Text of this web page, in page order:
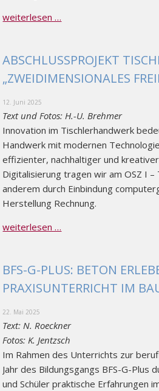
weiterlesen …
ABSCHLUSSPROJEKT
„ZWEIDIMENSIONALES
12. Juni 2025
Text und Fotos: H.-U. Brehmer
Innovation im Tischlerhandwerk
Handwerk mit modernen
effizienter, nachhaltiger und
Digitalisierung tragen wir am OSZ I
anderem durch Einbindung
Herstellung Rechnung.
weiterlesen …
BFS-G-PLUS: BETON
PRAXISUNTERRICHT IM
22. Mai 2025
Text: N. Roeckner
Fotos: K. Jentzsch
Im Rahmen des Unterrichts zur
Jahr des Bildungsgangs BFS-G-Plus
und Schüler praktische Erfahrungen